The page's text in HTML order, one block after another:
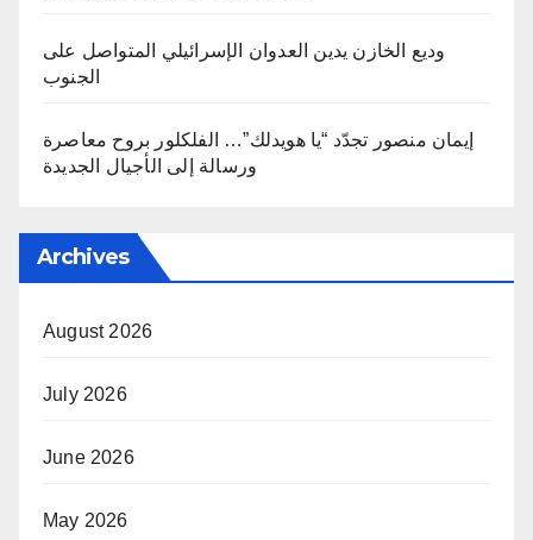
وديع الخازن يدين العدوان الإسرائيلي المتواصل على
الجنوب
إيمان منصور تجدّد “يا هويدلك”… الفلكلور بروح معاصرة
ورسالة إلى الأجيال الجديدة
Archives
August 2026
July 2026
June 2026
May 2026